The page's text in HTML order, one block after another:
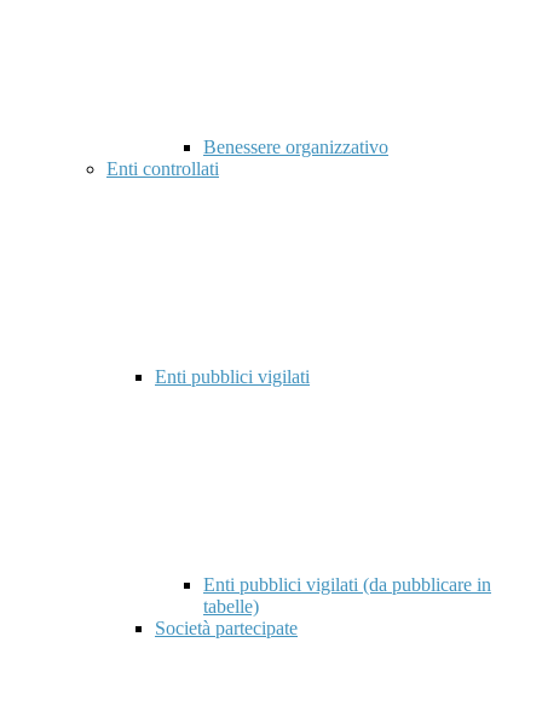
Benessere organizzativo
Enti controllati
Enti pubblici vigilati
Enti pubblici vigilati (da pubblicare in
tabelle)
Società partecipate